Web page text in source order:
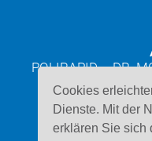
Cookies
Dienste. Mit der
erklären Sie sich
POLIRAPID – DR.
Josef-
D-